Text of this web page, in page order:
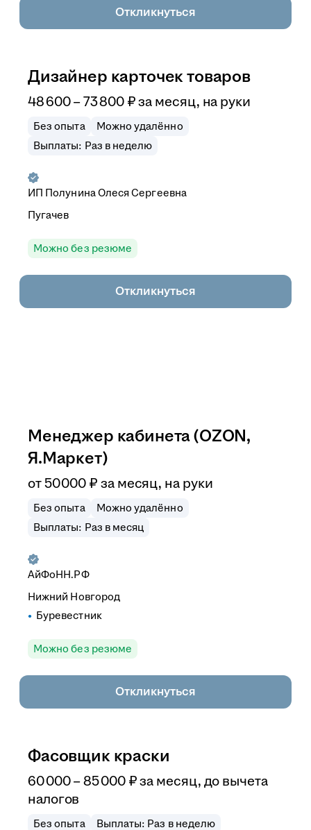
Откликнуться
Дизайнер карточек товаров
48 600–73 800 ₽ за месяц, на руки
Без опыта
Можно удалённо
Выплаты: Раз в неделю
ИП Полунина Олеся Сергеевна
Пугачев
Можно без резюме
Откликнуться
Менеджер кабинета (OZON,
Я.Маркет)
от50 000 ₽ за месяц, на руки
Без опыта
Можно удалённо
Выплаты: Раз в месяц
АйФоНН.РФ
Нижний Новгород
Буревестник
Можно без резюме
Откликнуться
Фасовщик краски
60 000–85 000 ₽ за месяц, до вычета
налогов
Без опыта Выплаты: Раз в неделю